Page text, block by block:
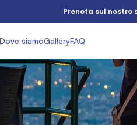
Prenota sul nostro
Dove siamoGalleryFAQ